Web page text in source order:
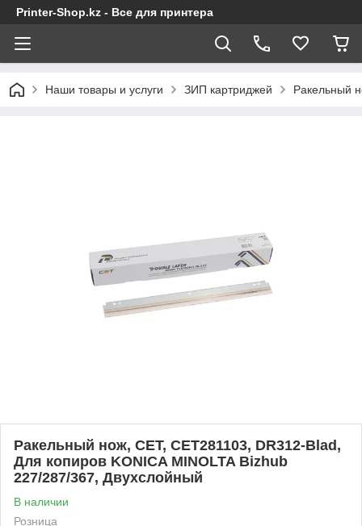
Printer-Shop.kz - Все для принтера
Наши товары и услуги ЗИП картриджей Ракельный
Ракельный нож, СЕТ, CET281103, DR312-Blad,
Для копиров KONICA MINOLTA Bizhub
227/287/367, Двухслойный
В наличии
Розница